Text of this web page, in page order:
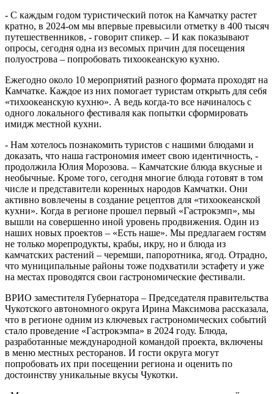
- С каждым годом туристический поток на Камчатку растет
кратно, в 2024-ом мы впервые превысили отметку в 400 тысяч
путешественников, - говорит спикер. – И как показывают
опросы, сегодня одна из весомых причин для посещения
полуострова – попробовать тихоокеанскую кухню.
Ежегодно около 10 мероприятий разного формата проходят на
Камчатке. Каждое из них помогает туристам открыть для себя
«тихоокеанскую кухню». А ведь когда-то все начиналось с
одного локального фестиваля как попытки сформировать
имидж местной кухни.
- Нам хотелось познакомить туристов с нашими блюдами и
доказать, что наша гастрономия имеет свою идентичность, -
продолжила Юлия Морозова. – Камчатские блюда вкусные и
необычные. Кроме того, сегодня многие блюда готовят в том
числе и представители коренных народов Камчатки. Они
активно вовлечены в создание рецептов для «тихоокеанской
кухни». Когда в регионе прошел первый «Гастрокэмп», мы
вышли на совершенно иной уровень продвижения. Один из
наших новых проектов – «Есть наше». Мы предлагаем гостям
не только морепродукты, крабы, икру, но и блюда из
камчатских растений – черемши, папоротника, ягод. Отрадно,
что муниципальные районы тоже подхватили эстафету и уже
на местах проводятся свои гастрономические фестивали.
ВРИО заместителя Губернатора – Председателя правительства
Чукотского автономного округа Ирина Максимова рассказала,
что в регионе одним из ключевых гастрономических событий
стало проведение «Гастрокэмпа» в 2024 году. Блюда,
разработанные международной командой проекта, включены
в меню местных ресторанов. И гости округа могут
попробовать их при посещении региона и оценить по
достоинству уникальные вкусы Чукотки.